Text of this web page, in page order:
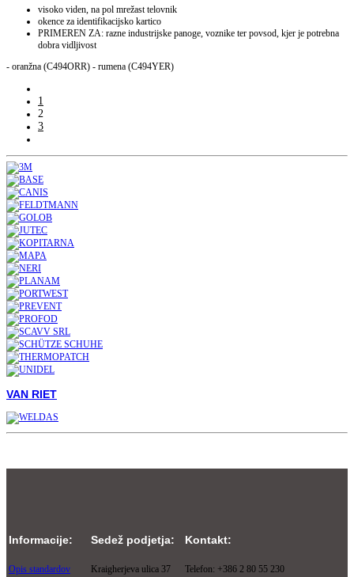
visoko viden, na pol mrežast telovnik
okence za identifikacijsko kartico
PRIMEREN ZA: razne industrijske panoge, voznike ter povsod, kjer je potrebna
dobra vidljivost
- oranžna (C494ORR) - rumena (C494YER)
1
2
3
VAN RIET
Informacije: Sedež podjetja: Kontakt:
Opis standardov Kraigherjeva ulica 37
Telefon: +386 2 80 55 230